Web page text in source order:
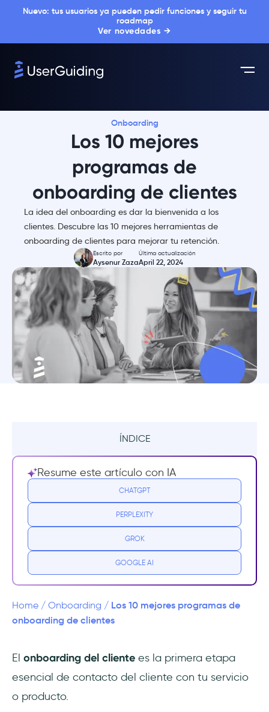
Nuevo: tus usuarios ya pueden pedir funciones y seguir tu
roadmap
Ver novedades →
Onboarding
Los 10 mejores
programas de
onboarding de clientes
La idea del onboarding es dar la bienvenida a los
clientes. Descubre las 10 mejores herramientas de
onboarding de clientes para mejorar tu retención.
Escrito por
Aysenur Zaza
Última actualización
April 22, 2024
ÍNDICE
Resumen
¿Qué es un software de onboarding de
clientes?
1- Ahorra tiempo y dinero 💸
2- Mejores experiencias con las aplicaciones
= clientes más fieles
3 tipos de software de onboarding de
clientes
Resume este artículo con IA
CHATGPT
PERPLEXITY
GROK
GOOGLE AI
Home / Onboarding / Los 10 mejores programas de
onboarding de clientes
El onboarding del cliente es la primera etapa
esencial de contacto del cliente con tu servicio
o producto.